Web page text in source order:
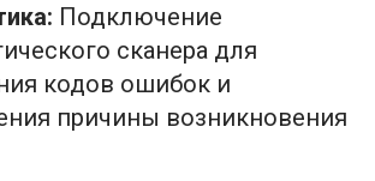
Подключение
сканера для
кодов ошибок и
причины возникновения